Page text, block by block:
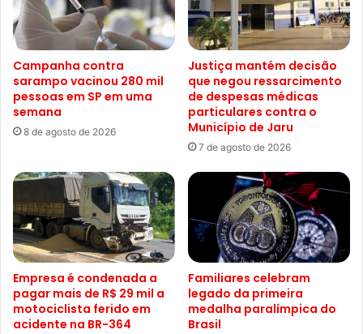
Campanha contra
sarampo vacinou 280 mil
pessoas em SP em uma
semana
8 de agosto de 2026
Justiça mantém decisão
que negou ressarcimento
de despesas médicas
particulares contra o
Município de Jaru
7 de agosto de 2026
Empresa é condenada a
pagar mais de R$ 29 mil a
motociclista ferido em
acidente na BR-364
Familiares celebram
legado da primeira
medalha paralímpica do
Brasil